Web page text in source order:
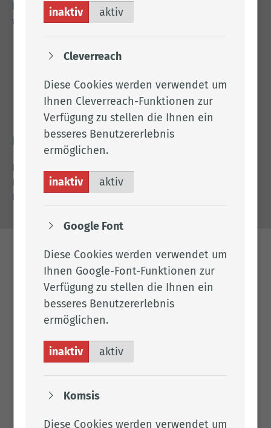
kreishaus@lkclp.de
www.lkclp.de
Adresse
Landkreis Cloppenburg
Eschstr. 29
49661 Cloppenburg
Rechtliches
Impressum
Datenschutz
Barrierefreiheit
inaktiv aktiv
Cleverreach
Diese Cookies werden verwendet um
Ihnen Cleverreach-Funktionen zur
Verfügung zu stellen die Ihnen ein
besseres Benutzererlebnis
ermöglichen.
inaktiv aktiv
Google Font
Diese Cookies werden verwendet um
Ihnen Google-Font-Funktionen zur
Verfügung zu stellen die Ihnen ein
besseres Benutzererlebnis
ermöglichen.
inaktiv aktiv
Komsis
Diese Cookies werden verwendet um